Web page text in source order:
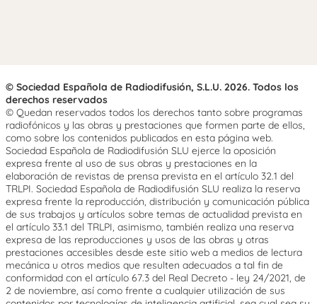
© Sociedad Española de Radiodifusión, S.L.U. 2026. Todos los
derechos reservados
© Quedan reservados todos los derechos tanto sobre programas
radiofónicos y las obras y prestaciones que formen parte de ellos,
como sobre los contenidos publicados en esta página web.
Sociedad Española de Radiodifusión SLU ejerce la oposición
expresa frente al uso de sus obras y prestaciones en la
elaboración de revistas de prensa prevista en el artículo 32.1 del
TRLPI. Sociedad Española de Radiodifusión SLU realiza la reserva
expresa frente la reproducción, distribución y comunicación pública
de sus trabajos y artículos sobre temas de actualidad prevista en
el artículo 33.1 del TRLPI, asimismo, también realiza una reserva
expresa de las reproducciones y usos de las obras y otras
prestaciones accesibles desde este sitio web a medios de lectura
mecánica u otros medios que resulten adecuados a tal fin de
conformidad con el artículo 67.3 del Real Decreto - ley 24/2021, de
2 de noviembre, así como frente a cualquier utilización de sus